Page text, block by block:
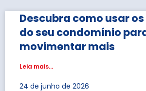
Descubra como usar
do seu condomínio
movimentar mais
Leia mais...
24 de junho de 2026